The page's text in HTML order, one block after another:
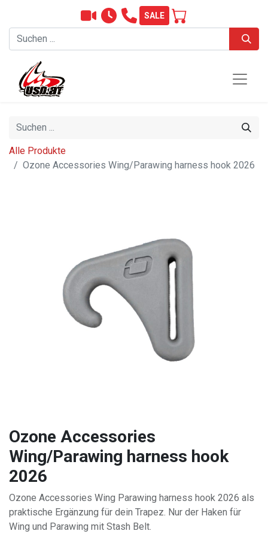
SALE
Alle Produkte
Ozone Accessories Wing/Parawing harness hook 2026
Ozone Accessories
Wing/Parawing harness hook
2026
Ozone Accessories Wing Parawing harness hook 2026 als
praktische Ergänzung für dein Trapez. Nur der Haken für
Wing und Parawing mit Stash Belt.